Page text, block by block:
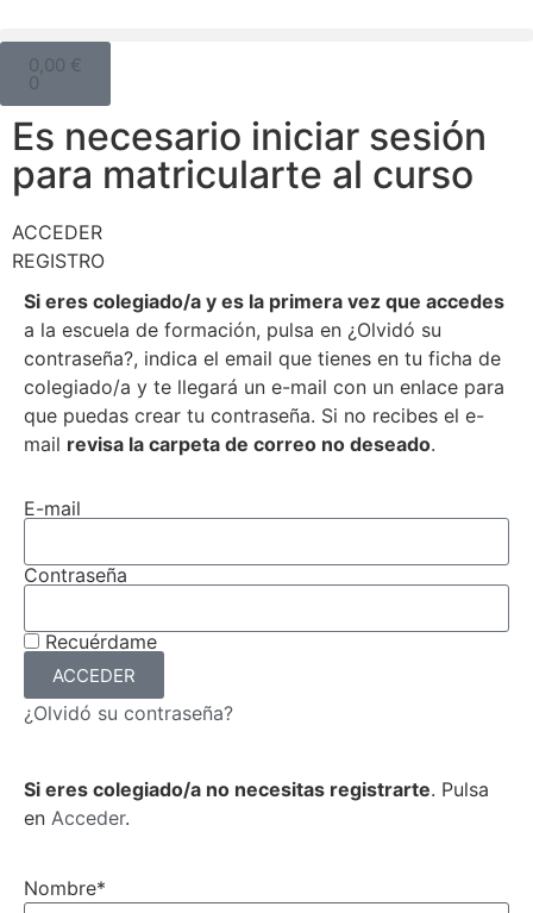
0,00 €
0
Es necesario iniciar sesión
para matricularte al curso
ACCEDER
REGISTRO
Si eres colegiado/a y es la primera vez que accedes
a la escuela de formación, pulsa en ¿Olvidó su
contraseña?, indica el email que tienes en tu ficha de
colegiado/a y te llegará un e-mail con un enlace para
que puedas crear tu contraseña. Si no recibes el e-
mail revisa la carpeta de correo no deseado.
E-mail
Contraseña
Recuérdame
ACCEDER
¿Olvidó su contraseña?
Si eres colegiado/a no necesitas registrarte. Pulsa
en Acceder.
Nombre*